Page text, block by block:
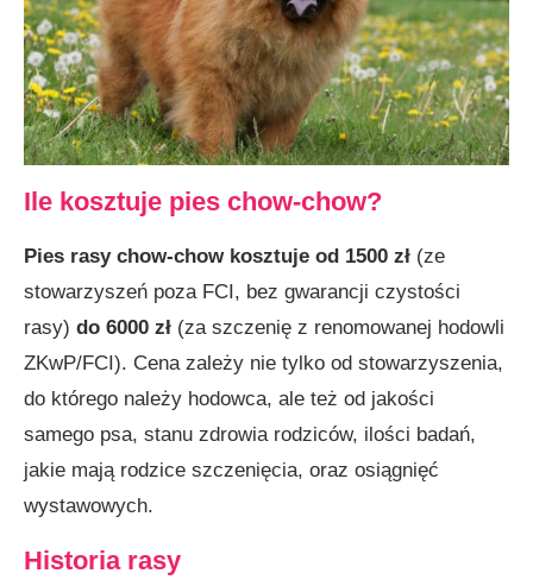
Ile kosztuje pies chow-chow?
Pies rasy chow-chow kosztuje od 1500 zł (ze
stowarzyszeń poza FCI, bez gwarancji czystości
rasy) do 6000 zł (za szczenię z renomowanej hodowli
ZKwP/FCI). Cena zależy nie tylko od stowarzyszenia,
do którego należy hodowca, ale też od jakości
samego psa, stanu zdrowia rodziców, ilości badań,
jakie mają rodzice szczenięcia, oraz osiągnięć
wystawowych.
Historia rasy